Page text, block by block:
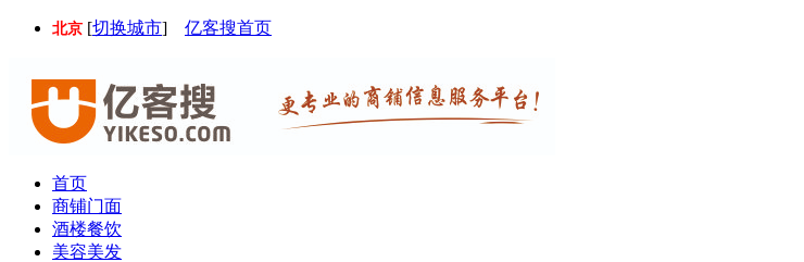
北京 [切换城市] 亿客搜首页
首页
商铺门面
酒楼餐饮
美容美发